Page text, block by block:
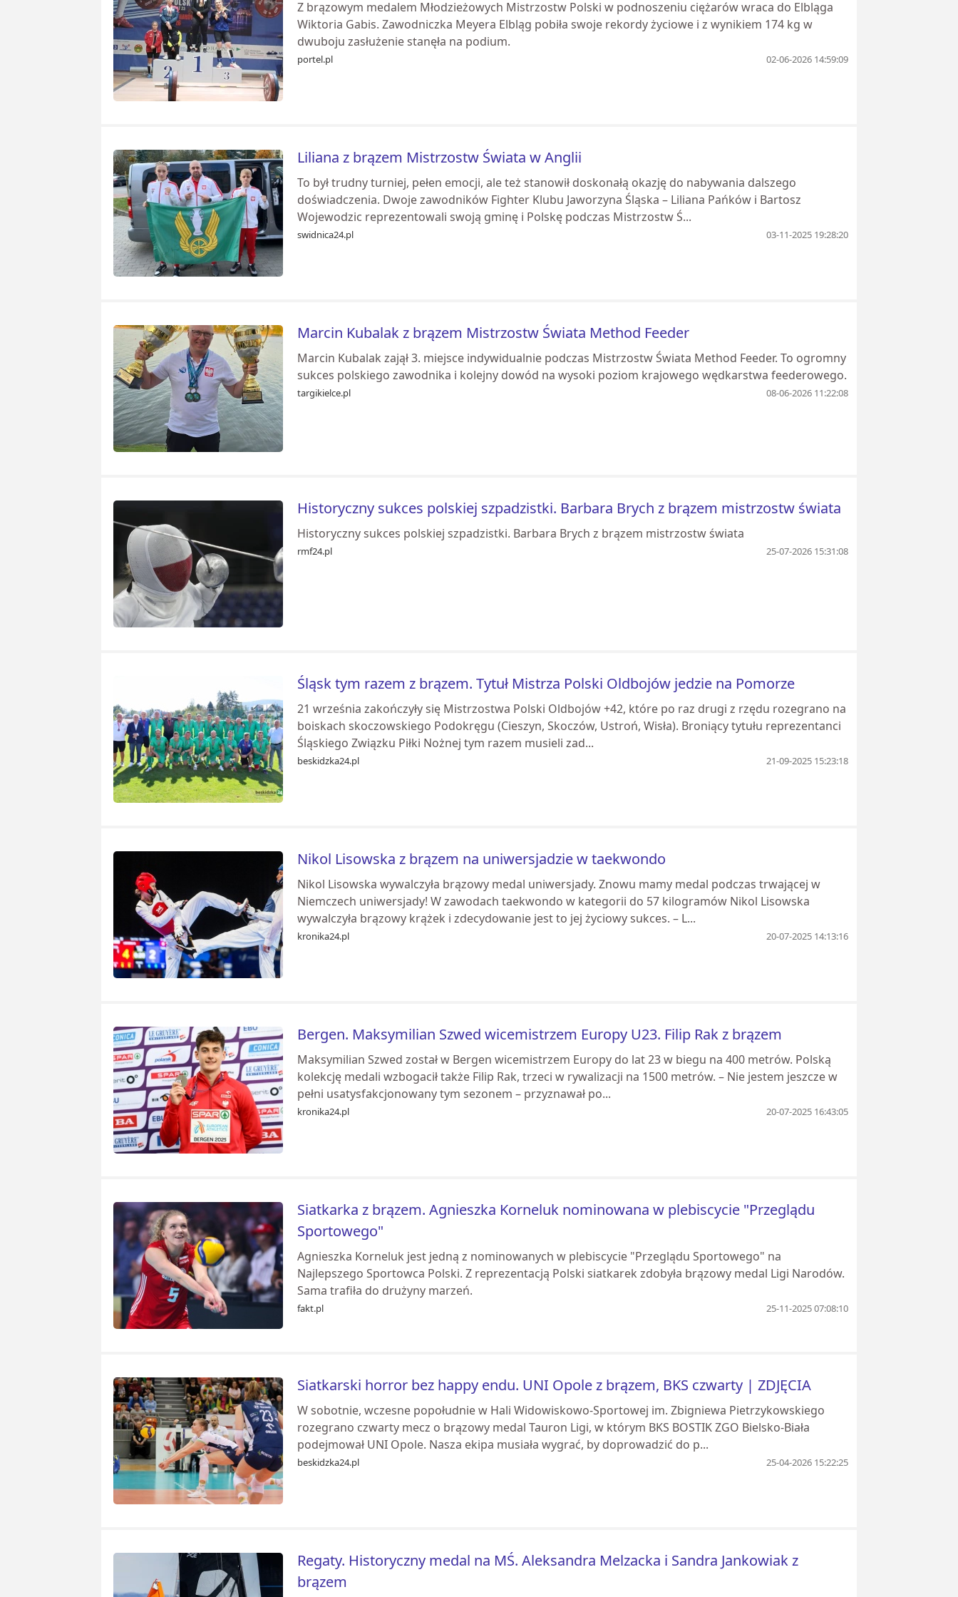
Z brązowym medalem Młodzieżowych Mistrzostw Polski w podnoszeniu ciężarów wraca do Elbląga
Wiktoria Gabis. Zawodniczka Meyera Elbląg pobiła swoje rekordy życiowe i z wynikiem 174 kg w
dwuboju zasłużenie stanęła na podium.
portel.pl 02-06-2026 14:59:09
Liliana z brązem Mistrzostw Świata w Anglii
To był trudny turniej, pełen emocji, ale też stanowił doskonałą okazję do nabywania dalszego
doświadczenia. Dwoje zawodników Fighter Klubu Jaworzyna Śląska – Liliana Pańków i Bartosz
Wojewodzic reprezentowali swoją gminę i Polskę podczas Mistrzostw Ś...
swidnica24.pl 03-11-2025 19:28:20
Marcin Kubalak z brązem Mistrzostw Świata Method Feeder
Marcin Kubalak zajął 3. miejsce indywidualnie podczas Mistrzostw Świata Method Feeder. To ogromny
sukces polskiego zawodnika i kolejny dowód na wysoki poziom krajowego wędkarstwa feederowego.
targikielce.pl 08-06-2026 11:22:08
Historyczny sukces polskiej szpadzistki. Barbara Brych z brązem mistrzostw świata
Historyczny sukces polskiej szpadzistki. Barbara Brych z brązem mistrzostw świata
rmf24.pl 25-07-2026 15:31:08
Śląsk tym razem z brązem. Tytuł Mistrza Polski Oldbojów jedzie na Pomorze
21 września zakończyły się Mistrzostwa Polski Oldbojów +42, które po raz drugi z rzędu rozegrano na
boiskach skoczowskiego Podokręgu (Cieszyn, Skoczów, Ustroń, Wisła). Broniący tytułu reprezentanci
Śląskiego Związku Piłki Nożnej tym razem musieli zad...
beskidzka24.pl 21-09-2025 15:23:18
Nikol Lisowska z brązem na uniwersjadzie w taekwondo
Nikol Lisowska wywalczyła brązowy medal uniwersjady. Znowu mamy medal podczas trwającej w
Niemczech uniwersjady! W zawodach taekwondo w kategorii do 57 kilogramów Nikol Lisowska
wywalczyła brązowy krążek i zdecydowanie jest to jej życiowy sukces. – L...
kronika24.pl 20-07-2025 14:13:16
Bergen. Maksymilian Szwed wicemistrzem Europy U23. Filip Rak z brązem
Maksymilian Szwed został w Bergen wicemistrzem Europy do lat 23 w biegu na 400 metrów. Polską
kolekcję medali wzbogacił także Filip Rak, trzeci w rywalizacji na 1500 metrów. – Nie jestem jeszcze w
pełni usatysfakcjonowany tym sezonem – przyznawał po...
kronika24.pl 20-07-2025 16:43:05
Siatkarka z brązem. Agnieszka Korneluk nominowana w plebiscycie "Przeglądu
Sportowego"
Agnieszka Korneluk jest jedną z nominowanych w plebiscycie "Przeglądu Sportowego" na
Najlepszego Sportowca Polski. Z reprezentacją Polski siatkarek zdobyła brązowy medal Ligi Narodów.
Sama trafiła do drużyny marzeń.
fakt.pl 25-11-2025 07:08:10
Siatkarski horror bez happy endu. UNI Opole z brązem, BKS czwarty | ZDJĘCIA
W sobotnie, wczesne popołudnie w Hali Widowiskowo-Sportowej im. Zbigniewa Pietrzykowskiego
rozegrano czwarty mecz o brązowy medal Tauron Ligi, w którym BKS BOSTIK ZGO Bielsko-Biała
podejmował UNI Opole. Nasza ekipa musiała wygrać, by doprowadzić do p...
beskidzka24.pl 25-04-2026 15:22:25
Regaty. Historyczny medal na MŚ. Aleksandra Melzacka i Sandra Jankowiak z
brązem